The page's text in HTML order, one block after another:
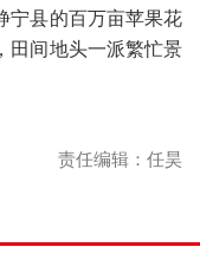
宁县的百万亩苹果花
田间地头一派繁忙景
责任编辑：任昊